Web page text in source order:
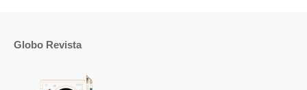
Globo Revista